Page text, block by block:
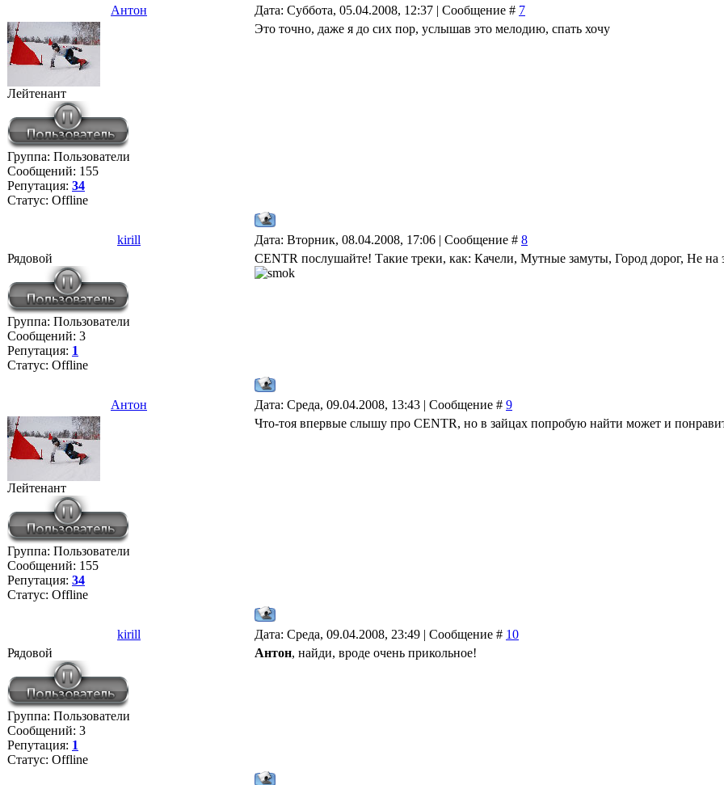
Антон Дата: Суббота, 05.04.2008, 12:37 | Сообщение # 7
Лейтенант
Группа: Пользователи
Сообщений: 155
Репутация: 34
Статус: Offline
Это точно, даже я до сих пор, услышав это мелодию, спать хочу
kirill Дата: Вторник, 08.04.2008, 17:06 | Сообщение # 8
Рядовой
Группа: Пользователи
Сообщений: 3
Репутация: 1
Статус: Offline
CENTR послушайте! Такие треки, как: Качели, Мутные замуты, Город дорог, Не на
Антон Дата: Среда, 09.04.2008, 13:43 | Сообщение # 9
Лейтенант
Группа: Пользователи
Сообщений: 155
Репутация: 34
Статус: Offline
Что-тоя впервые слышу про CENTR, но в зайцах попробую найти может и
kirill Дата: Среда, 09.04.2008, 23:49 | Сообщение # 10
Рядовой
Группа: Пользователи
Сообщений: 3
Репутация: 1
Статус: Offline
Антон, найди, вроде очень прикольное!